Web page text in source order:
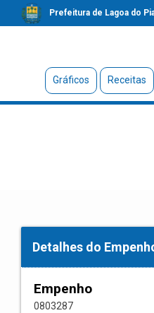
Prefeitura de Lagoa do
Gráficos Receitas
Detalhes do
Empenho
0803287